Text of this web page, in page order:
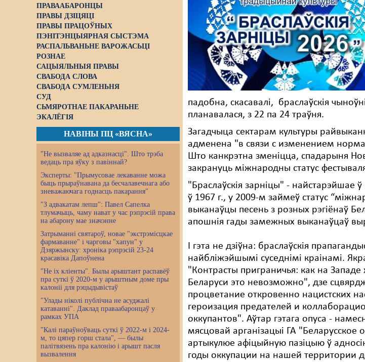
ПРАВААБАРОНЦЫ
ПРАВЫ ДЗІЦЯЦІ
ПРАВЫ ПРАЦОЎНЫХ
ПЭНІТЭНЦЫЯРНАЯ СЫСТЭМА
РАСПАЛЬВАНЬНЕ ВАРОЖАСЬЦІ
РОЗНАЕ
САЦЫЯЛЬНЫЯ ПРАВЫ
СВАБОДА СЛОВА
СВАБОДА СУМЛЕНЬНЯ
СУД
СЬМЯРОТНАЕ ПАКАРАНЬНЕ
ЭКАЛЁГІЯ
НАВІНЫ ПЦ «ВЯСНА»
"Не вызваляе ад адказнасці". Што трэба
ведаць пра яўку з павіннай?
Эксперты: "Прымусовае лекаванне можа
быць прыраўнавана да бесчалавечнага або
зневажаючага годнасць пакарання"
"З адвакатам лепш": Павел Сапелка
тлумачыць, чаму нават у час рэпрэсій права
на абарону мае значэнне
Затрыманні святароў, новае "экстрэмісцкае
фармаванне" і чарговы "хапун" у
Дзяржынску: хроніка рэпрэсій 23-24
красавіка Дапоўнена
"Не іх кліенты". Былы арыштант распавёў
пра суткі ў 2020-м у арыштным доме пры
калоніі для рэцыдывістаў
"Улады ніколі публічна не асуджалі
катаванні". Даклад праваабаронцаў у
рамках УПА
"Калі параўноўваць суткі ў 2022-м і 2024-
м, то цяпер горш стала", — былы
палітвязень пра калонію і арышт пасля
вызвалення
падобна, скасавалі, браслаўскія
планавалася, з 22 па 24 траўня.
Загадчыца сектарам культуры
адменена "в связи с изменением
Што канкрэтна зменіцца, спадарыня
закрануць міжнародны статус
"Браслаўскія зарніцы" - найстарэйшае
ў 1967 г., у 2009-м займеў статус
выканаўцы песень з розных рэгіёнаў
апошнія гады замежных выканаўцаў
І гэта не дзіўна: браслаўскія
найбліжэйшымі суседнімі краінамі.
"Контрасты приграничья: как на
Беларуси это невозможно", дзе
процветание откровенно нацистских
героизация предателей и
оккупантов". Аўтар гэтага опуса -
мясцовай арганізацыі ГА "Беларусское
артыкулюе афіцыйную пазіцыю ў
годы оккупации на нашей территории